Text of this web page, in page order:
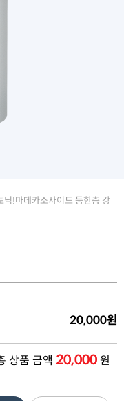
닉!마데카소사이드 등한층 강
20,000원
상품 금액 20,000원